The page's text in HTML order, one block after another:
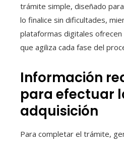
trámite simple, diseñado
lo finalice sin dificultades,
plataformas digitales ofrecen
que agiliza cada fase del
Información
para efectuar
adquisición
Para completar el trámite,